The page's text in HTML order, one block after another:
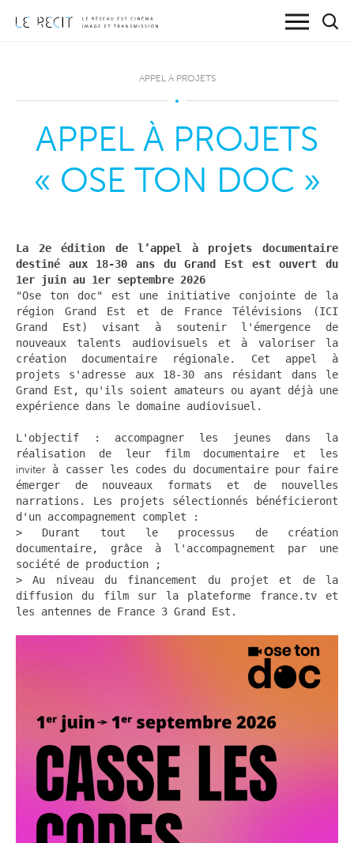
APPEL À PROJETS
APPEL À PROJETS
« OSE TON DOC »
La 2e édition de l’appel à projets documentaire
destiné aux 18-30 ans du Grand Est est ouvert du
1er juin au 1er septembre 2026
"Ose ton doc" est une initiative conjointe de la
région Grand Est et de France Télévisions (ICI
Grand Est) visant à soutenir l'émergence de
nouveaux talents audiovisuels et à valoriser la
création documentaire régionale. Cet appel à
projets s'adresse aux 18-30 ans résidant dans le
Grand Est, qu'ils soient amateurs ou ayant déjà une
expérience dans le domaine audiovisuel.
L'objectif : accompagner les jeunes dans la
réalisation de leur film documentaire et les
inviter à casser les codes du documentaire pour faire
émerger de nouveaux formats et de nouvelles
narrations. Les projets sélectionnés bénéficieront
d'un accompagnement complet :
> Durant tout le processus de création
documentaire, grâce à l'accompagnement par une
société de production ;
> Au niveau du financement du projet et de la
diffusion du film sur la plateforme france.tv et
les antennes de France 3 Grand Est.